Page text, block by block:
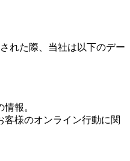
れた際、当社は以下のデー
報。
客様のオンライン行動に関